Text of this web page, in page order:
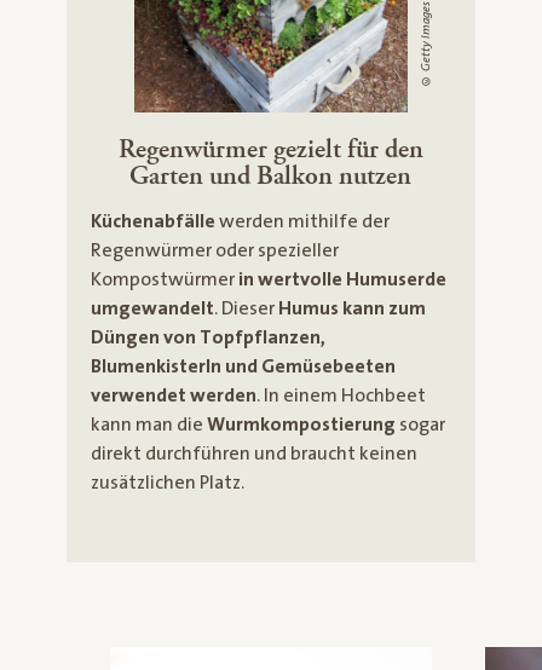
© Getty Images
Regenwürmer gezielt für den
Garten und Balkon nutzen
Küchenabfälle werden mithilfe der
Regenwürmer oder spezieller
Kompostwürmer in wertvolle Humuserde
umgewandelt. Dieser Humus kann zum
Düngen von Topfpflanzen,
Blumenkisterln und Gemüsebeeten
verwendet werden. In einem Hochbeet
kann man die Wurmkompostierung sogar
direkt durchführen und braucht keinen
zusätzlichen Platz.